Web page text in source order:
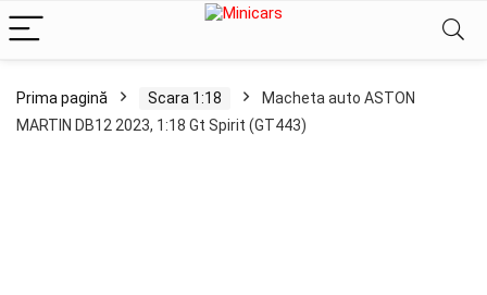
Prima pagină Scara 1:18
Macheta auto ASTON
MARTIN DB12 2023, 1:18 Gt Spirit (GT443)